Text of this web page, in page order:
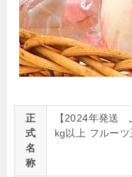
正
式
名
称
【2024年発送
kg以上 フルー